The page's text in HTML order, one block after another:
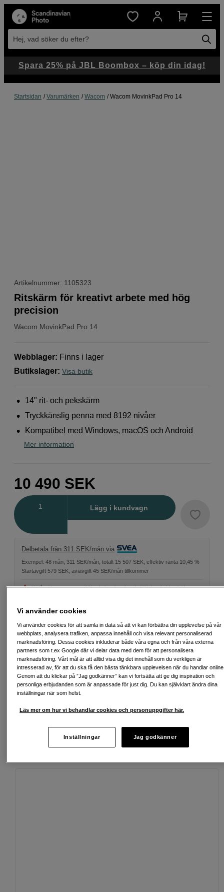
Hej, vad söker du efter?
Startsidan Varumärken Wacom Wacom MovinkPad Pro 14
Artikelnummer: 1105323
Wacom MovinkPad Pro 14
Ritskärm för kreativt arbete med hög
precision
Webblager: Finns i lager
Butikslager: Visa butik
14" rit- och pekskärm
Tryckkänslig penna med 8192 nivåer
Kompatibel med Windows, macOS och Android
Mer information
10 490 SEK
Lägg i kundvagn
Delbetala från 311 SEK/mån via
Exempel: 48 mån, 311 SEK/mån, totalt 15 507 SEK, effektiv ränta 10,45 %
Startavgift 579 SEK, aviavgift 45 SEK/mån tillkommer
Att låna kostar pengar! Om du inte kan betala tillbaka skulden i tid
och skuldrådgivningen i din kommun. Kontaktuppgifter finns på
Fri frakt vid köp över 1 500 kronor
Köp nu och betala inom 30 dagar
Personlig service och expertrådgivning
Spara 25% på JBL Boombox – köp din idag!
Vi använder cookies
Vi använder cookies för att samla in data så att vi kan förbättra din upplevelse på vår
webbplats, analysera trafiken, anpassa innehåll och visa relevant personaliserad
marknadsföring. Dessa cookies inkluderar både våra egna och från våra externa
partners som t.ex Google där vi delar data med dem för att personalisera
marknadsföring. Vårt mål är att alltid visa dig det innehåll som du verkligen är
intresserad av, för att du ska få den bästa tänkbara upplevelsen när du handlar
Genom att du klickar på ”Jag godkänner” kan vi fortsätta att ge dig inspiration och
personliga erbjudanden som är anpassade för just dig. Du kan självklart ändra dina
inställningar när som helst.
Läs mer om hur vi behandlar cookies och personuppgifter här.
Inställningar Jag godkänner